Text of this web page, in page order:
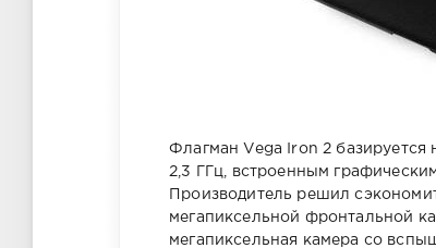
Флагман Vega Iron 2
2,3 ГГц, встроенным
Производитель решил
мегапиксельной фронтальной
мегапиксельная камера со